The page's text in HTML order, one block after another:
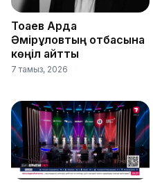
Тоқаев Ардақ
Әмірқұловтың отбасына
көңіл айтты
7 тамыз, 2026